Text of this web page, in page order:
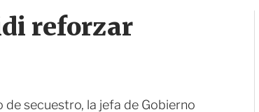
reforzar
secuestro, la jefa de Gobierno